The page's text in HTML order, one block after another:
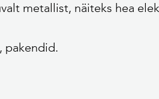
metallist, näiteks hea
pakendid.